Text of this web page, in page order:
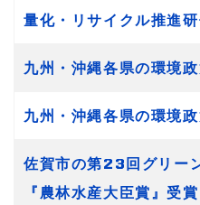
量化・リサイクル推進
九州・沖縄各県の環境
九州・沖縄各県の環境
佐賀市の第23回グリー
『農林水産大臣賞』受